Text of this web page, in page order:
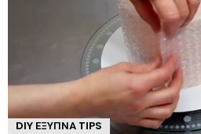
DIY ΈΞΥΠΝΑ TIPS